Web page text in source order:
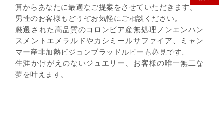
算からあなたに最適なご提案をさせていただきます。
男性のお客様もどうぞお気軽にご相談ください。
厳選された高品質のコロンビア産無処理ノンエンハン
スメントエメラルドやカシミールサファイア、ミャン
マー産非加熱ピジョンブラッドルビーも必見です。
生涯かけがえのないジュエリー、お客様の唯一無二な
夢を叶えます。